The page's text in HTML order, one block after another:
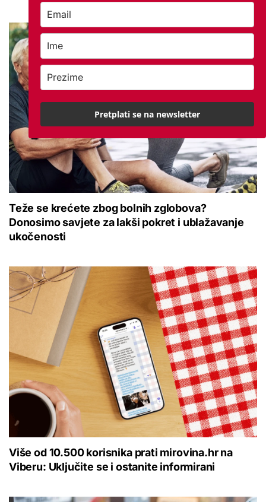
Teže se krećete zbog bolnih zglobova?
Donosimo savjete za lakši pokret i ublažavanje
ukočenosti
Više od 10.500 korisnika prati mirovina.hr na
Viberu: Uključite se i ostanite informirani
Pretplati se na newsletter